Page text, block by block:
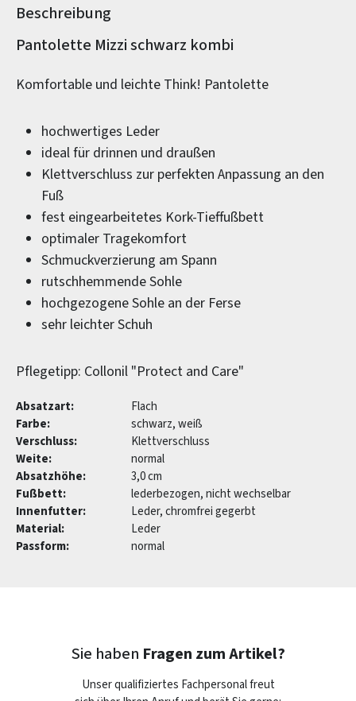
Beschreibung
Produktinformationen
Pantolette Mizzi schwarz kombi
Komfortable und leichte Think! Pantolette
hochwertiges Leder
ideal für drinnen und draußen
Klettverschluss zur perfekten Anpassung an den
Fuß
fest eingearbeitetes Kork-Tieffußbett
optimaler Tragekomfort
Schmuckverzierung am Spann
rutschhemmende Sohle
hochgezogene Sohle an der Ferse
sehr leichter Schuh
Pflegetipp: Collonil "Protect and Care"
Absatzart:
Flach
Farbe:
schwarz, weiß
Verschluss:
Klettverschluss
Weite:
normal
Absatzhöhe:
3,0 cm
Fußbett:
lederbezogen, nicht wechselbar
Innenfutter:
Leder, chromfrei gegerbt
Material:
Leder
Passform:
normal
Sie haben Fragen zum Artikel?
Unser qualifiziertes Fachpersonal freut